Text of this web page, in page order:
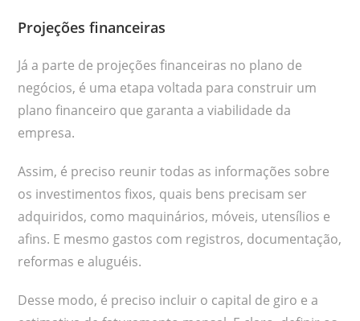
Projeções financeiras
Já a parte de projeções financeiras no plano de
negócios, é uma etapa voltada para construir um
plano financeiro que garanta a viabilidade da
empresa.
Assim, é preciso reunir todas as informações sobre
os investimentos fixos, quais bens precisam ser
adquiridos, como maquinários, móveis, utensílios e
afins. E mesmo gastos com registros, documentação,
reformas e aluguéis.
Desse modo, é preciso incluir o capital de giro e a